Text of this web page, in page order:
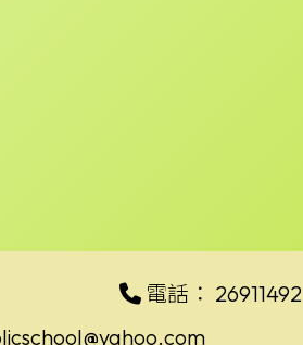
電話： 26911492